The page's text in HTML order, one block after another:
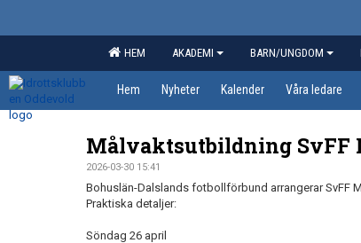
HEM AKADEMI BARN/UNGDOM
Hem Nyheter Kalender Våra ledare
Målvaktsutbildning SvFF
2026-03-30 15:41
Bohuslän-Dalslands fotbollförbund arrangerar SvFF
Praktiska detaljer:
Söndag 26 april